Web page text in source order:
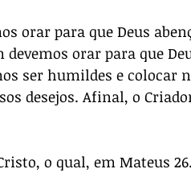
orar para que Deus
orar para que
ser humildes e colocar
desejos. Afinal, o
o qual, em Mateus